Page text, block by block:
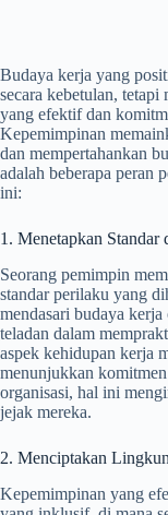
Budaya kerja yang
secara kebetulan,
yang efektif dan
Kepemimpinan
dan mempertahankan
adalah beberapa peran
ini:
1. Menetapkan
Seorang pemimpin
standar perilaku yang
mendasari budaya
teladan dalam
aspek kehidupan kerja
menunjukkan
organisasi, hal ini
jejak mereka.
2. Menciptakan
Kepemimpinan yang